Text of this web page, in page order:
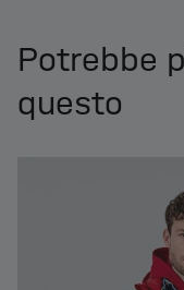
Potrebbe
questo